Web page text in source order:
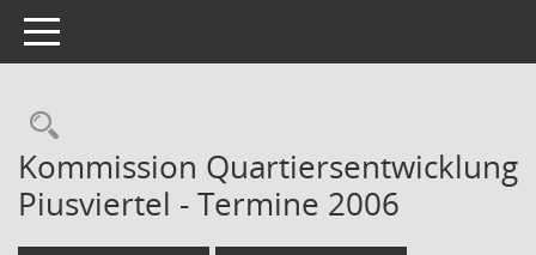
Toggle navigation
Rechercheauswahl
Kommission Quartiersentwicklung
Piusviertel - Termine 2006